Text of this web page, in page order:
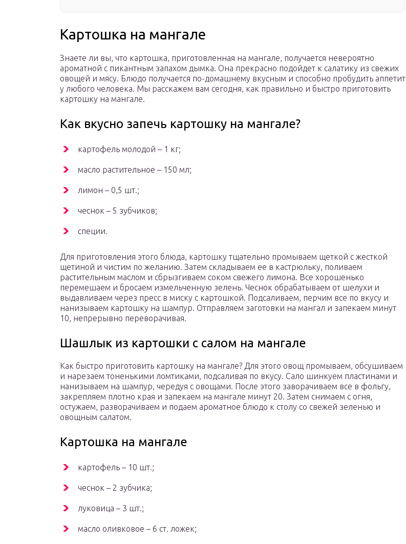
Картошка на мангале
Знаете ли вы, что картошка, приготовленная на мангале, получается невероятно
ароматной с пикантным запахом дымка. Она прекрасно подойдет к салатику из свежих
овощей и мясу. Блюдо получается по-домашнему вкусным и способно пробудить аппетит
у любого человека. Мы расскажем вам сегодня, как правильно и быстро приготовить
картошку на мангале.
Как вкусно запечь картошку на мангале?
картофель молодой – 1 кг;
масло растительное – 150 мл;
лимон – 0,5 шт.;
чеснок – 5 зубчиков;
специи.
Для приготовления этого блюда, картошку тщательно промываем щеткой с жесткой
щетиной и чистим по желанию. Затем складываем ее в кастрюльку, поливаем
растительным маслом и сбрызгиваем соком свежего лимона. Все хорошенько
перемешаем и бросаем измельченную зелень. Чеснок обрабатываем от шелухи и
выдавливаем через пресс в миску с картошкой. Подсаливаем, перчим все по вкусу и
нанизываем картошку на шампур. Отправляем заготовки на мангал и запекаем минут
10, непрерывно переворачивая.
Шашлык из картошки с салом на мангале
Как быстро приготовить картошку на мангале? Для этого овощ промываем, обсушиваем
и нарезаем тоненькими ломтиками, подсаливая по вкусу. Сало шинкуем пластинами и
нанизываем на шампур, чередуя с овощами. После этого заворачиваем все в фольгу,
закрепляем плотно края и запекаем на мангале минут 20. Затем снимаем с огня,
остужаем, разворачиваем и подаем ароматное блюдо к столу со свежей зеленью и
овощным салатом.
Картошка на мангале
картофель – 10 шт.;
чеснок – 2 зубчика;
луковица – 3 шт.;
масло оливковое – 6 ст. ложек;